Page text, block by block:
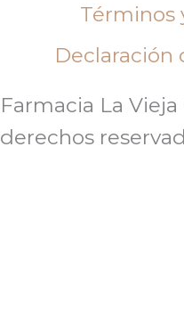
Términos
Declaración
Farmacia La
derechos